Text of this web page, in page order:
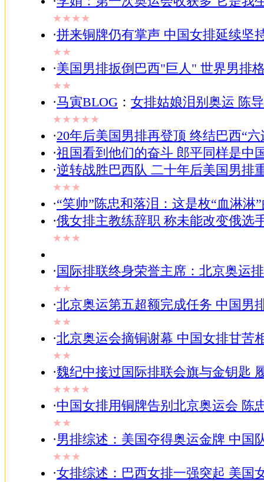
★★★★
·拼来铜牌仍有掌声 中国女排延续坚
★★
·美国男排扳倒巴西"巨人" 世界男排
★★
·马寅BLOG ： 女排姑娘泪别奥运 陈
★★★★★
·20年后美国男排再登顶 终结巴西“六
·祖国看到他们的奋斗 郎平同样是中
·逆转战胜巴西队 二十年后美国男排
★★★
·“笑帅”陈忠和落泪：这是枚“血淋淋
·俄女排主教练辞职 称未能改变俄选
★★★
· 国际排联终身荣誉主席：北京奥运
★★
·北京奥运第五超额完成任务 中国男
★★
·北京奥运会摘铜谢幕 中国女排甘苦
★★
·魏纪中接过国际排联会旗与金钥匙
★★★★
·中国女排用铜牌告别北京奥运会 陈
★★
·男排综述：美国夺得奥运金牌 中国
★★★
·女排综述：巴西女排一强突起 美国